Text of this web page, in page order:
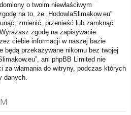
o twoim niewłaściwym
na to, że „HodowlaSlimakow.eu”
zmienić, przenieść lub zamknąć
zgodę na zapisywanie
ciebie informacji w naszej bazie
będą przekazywane nikomu bez twojej
ani phpBB Limited nie
za włamania do witryny, podczas których
danych.